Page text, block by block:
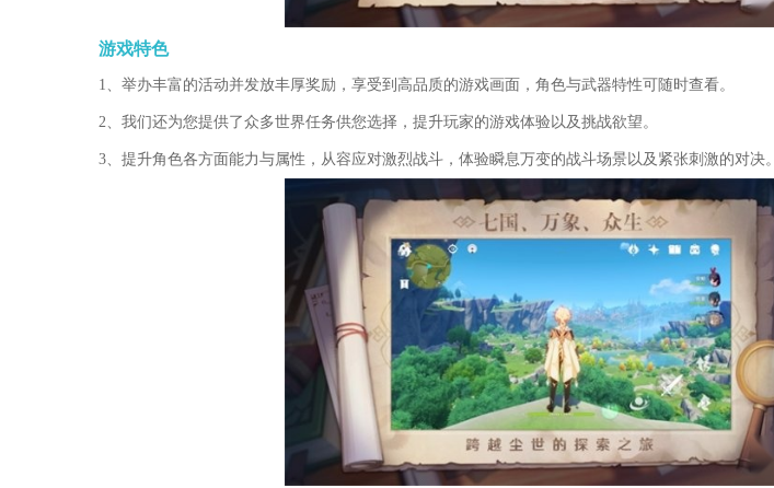
游戏特色
1、举办丰富的活动并发放丰厚奖励，享受到高品质的游戏画面，角色与武器特性可随时查看。
2、我们还为您提供了众多世界任务供您选择，提升玩家的游戏体验以及挑战欲望。
3、提升角色各方面能力与属性，从容应对激烈战斗，体验瞬息万变的战斗场景以及紧张刺激的对决。